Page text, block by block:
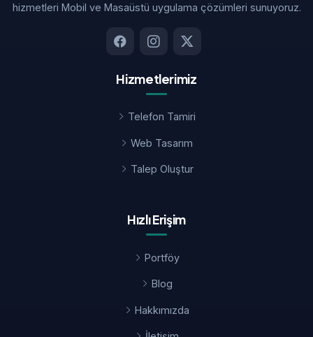
hizmetleri Mobil ve Masaüstü uygulama çözümleri sunuyoruz.
Hizmetlerimiz
Telefon Tamiri
Web Tasarım
Talep Oluştur
Hızlı Erişim
Portföy
Blog
Hakkımızda